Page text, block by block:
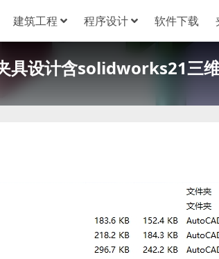
建筑工程 程序设计 软件下载
具设计含solidworks21三